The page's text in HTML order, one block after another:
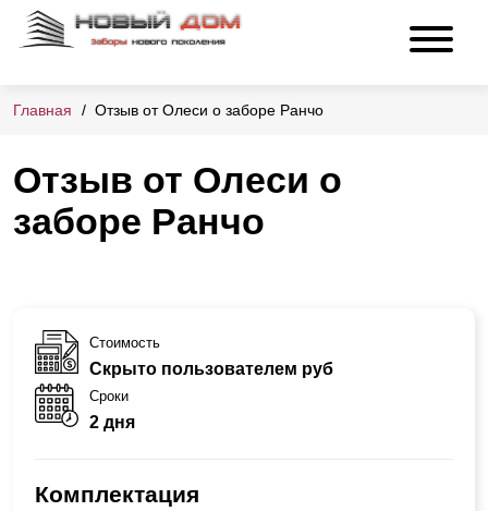
Главная Отзыв от Олеси о заборе Ранчо
Отзыв от Олеси о
заборе Ранчо
Стоимость
Скрыто пользователем руб
Сроки
2 дня
Комплектация